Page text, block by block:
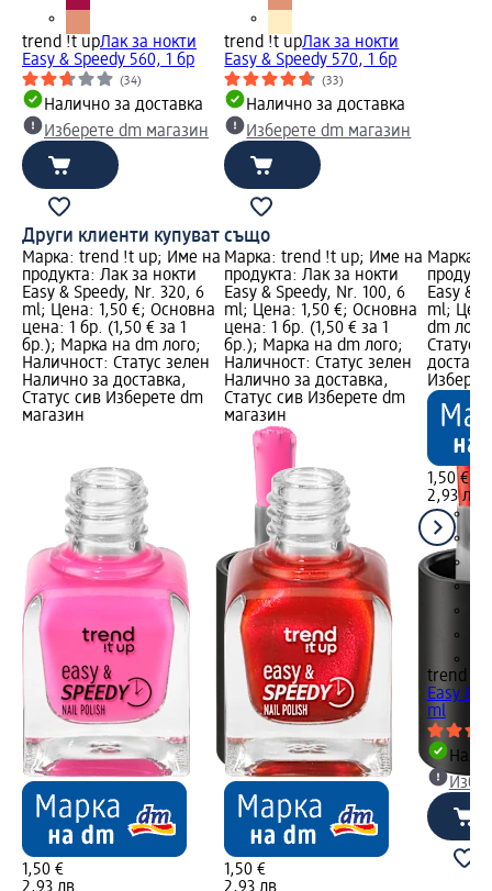
trend !t upЛак за нокти
Easy & Speedy 560, 1 бр
(34)
Налично за доставка
Изберете dm магазин
trend !t upЛак за нокти
Easy & Speedy 570, 1 бр
(33)
Налично за доставка
Изберете dm магазин
Други клиенти купуват също
Марка: trend !t up; Име на
продукта: Лак за нокти
Easy & Speedy, Nr. 320, 6
ml; Цена: 1,50 €; Основна
цена: 1 бр. (1,50 € за 1
бр.); Марка на dm лого;
Наличност: Статус зелен
Налично за доставка,
Статус сив Изберете dm
магазин
1,50 €
Марка: trend !t up; Име на
продукта: Лак за нокти
Easy & Speedy, Nr. 100, 6
ml; Цена: 1,50 €; Основна
цена: 1 бр. (1,50 € за 1
бр.); Марка на dm лого;
Наличност: Статус зелен
Налично за доставка,
Статус сив Изберете dm
магазин
1,50 €
Марка:
Easy &
ml;
dm
Статус
1,50 €
2,93 лв.
trend !t
Easy &
ml